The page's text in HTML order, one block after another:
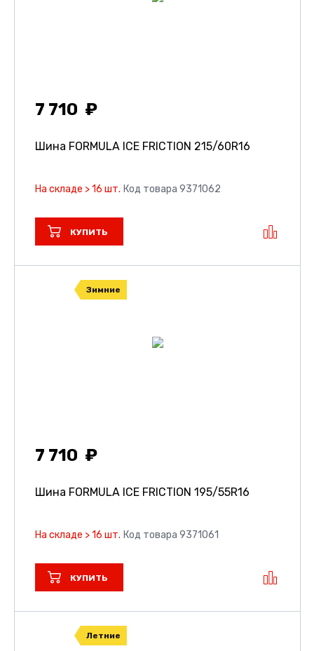
7 710
Шина FORMULA ICE FRICTION 215/60R16
На складе > 16 шт. Код товара 9371062
КУПИТЬ
Зимние
7 710
Шина FORMULA ICE FRICTION 195/55R16
На складе > 16 шт. Код товара 9371061
КУПИТЬ
Летние